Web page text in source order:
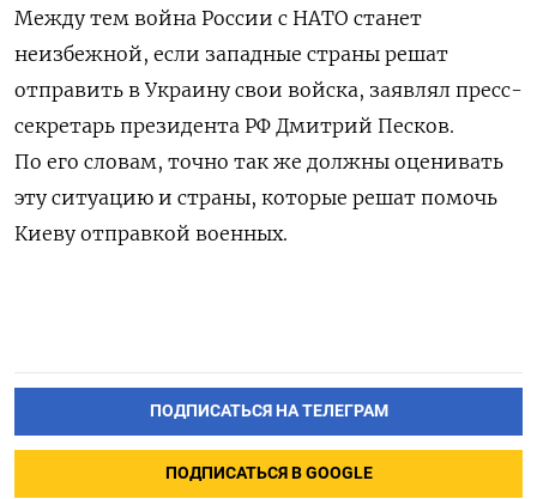
Между тем война России с НАТО станет
неизбежной, если западные страны решат
отправить в Украину свои войска, заявлял пресс-
секретарь президента РФ Дмитрий Песков.
По его словам, точно так же должны оценивать
эту ситуацию и страны, которые решат помочь
Киеву отправкой военных.
ПОДПИСАТЬСЯ НА ТЕЛЕГРАМ
ПОДПИСАТЬСЯ В GOOGLE